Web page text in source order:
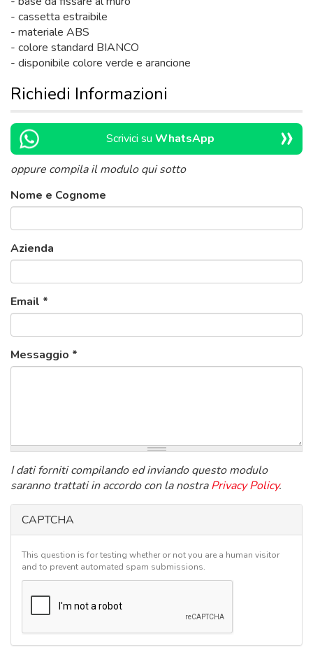
- cassetta estraibile
- materiale ABS
- colore standard BIANCO
- disponibile colore verde e arancione
Richiedi Informazioni
Scrivici su WhatsApp »
oppure compila il modulo qui sotto
Nome e Cognome
Azienda
Email *
Messaggio *
I dati forniti compilando ed inviando questo modulo
saranno trattati in accordo con la nostraPrivacy Policy.
CAPTCHA
This question is for testing whether or not you are a human visitor
and to prevent automated spam submissions.